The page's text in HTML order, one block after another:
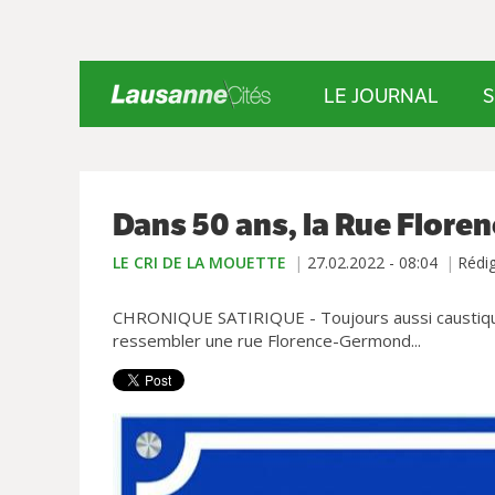
LE JOURNAL
Dans 50 ans, la Rue
LE CRI DE LA MOUETTE 27.02.2022 - 08:04
CHRONIQUE SATIRIQUE - Toujours aussi
ressembler une rue Florence-Germond...